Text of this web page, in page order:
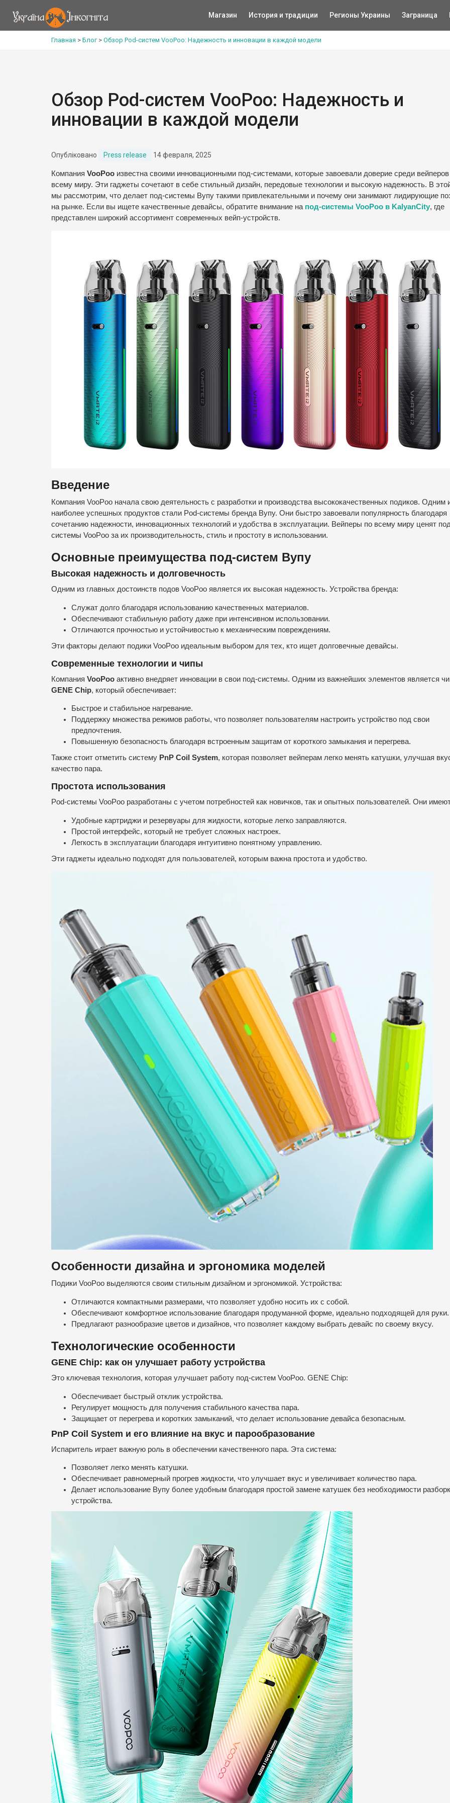
Магазин История и традиции Регионы Украины Заграница
Главная > Блог> Обзор Pod-систем VooPoo: Надежность и инновации в каждой модели
Обзор Pod-систем VooPoo: Надежность и
инновации в каждой модели
Опубліковано Press release 14 февраля, 2025
Компания VooPoo известна своими инновационными под-системами, которые завоевали доверие среди
всему миру. Эти гаджеты сочетают в себе стильный дизайн, передовые технологии и высокую надежность. В
мы рассмотрим, что делает под-системы Вупу такими привлекательными и почему они занимают лидирующие
на рынке. Если вы ищете качественные девайсы, обратите внимание на под-системы VooPoo в KalyanCity, где
представлен широкий ассортимент современных вейп-устройств.
Введение
Компания VooPoo начала свою деятельность с разработки и производства высококачественных подиков. Одним
наиболее успешных продуктов стали Pod-системы бренда Вупу. Они быстро завоевали популярность благодаря
сочетанию надежности, инновационных технологий и удобства в эксплуатации. Вейперы по всему миру ценят
системы VooPoo за их производительность, стиль и простоту в использовании.
Основные преимущества под-систем Вупу
Высокая надежность и долговечность
Одним из главных достоинств подов VooPoo является их высокая надежность. Устройства бренда:
Служат долго благодаря использованию качественных материалов.
Обеспечивают стабильную работу даже при интенсивном использовании.
Отличаются прочностью и устойчивостью к механическим повреждениям.
Эти факторы делают подики VooPoo идеальным выбором для тех, кто ищет долговечные девайсы.
Современные технологии и чипы
Компания VooPoo активно внедряет инновации в свои под-системы. Одним из важнейших элементов является
GENE Chip, который обеспечивает:
Быстрое и стабильное нагревание.
Поддержку множества режимов работы, что позволяет пользователям настроить устройство под свои
предпочтения.
Повышенную безопасность благодаря встроенным защитам от короткого замыкания и перегрева.
Также стоит отметить систему PnP Coil System, которая позволяет вейперам легко менять катушки, улучшая
качество пара.
Простота использования
Pod-системы VooPoo разработаны с учетом потребностей как новичков, так и опытных пользователей. Они
Удобные картриджи и резервуары для жидкости, которые легко заправляются.
Простой интерфейс, который не требует сложных настроек.
Легкость в эксплуатации благодаря интуитивно понятному управлению.
Эти гаджеты идеально подходят для пользователей, которым важна простота и удобство.
Особенности дизайна и эргономика моделей
Подики VooPoo выделяются своим стильным дизайном и эргономикой. Устройства:
Отличаются компактными размерами, что позволяет удобно носить их с собой.
Обеспечивают комфортное использование благодаря продуманной форме, идеально подходящей для руки.
Предлагают разнообразие цветов и дизайнов, что позволяет каждому выбрать девайс по своему вкусу.
Технологические особенности
GENE Chip: как он улучшает работу устройства
Это ключевая технология, которая улучшает работу под-систем VooPoo. GENE Chip:
Обеспечивает быстрый отклик устройства.
Регулирует мощность для получения стабильного качества пара.
Защищает от перегрева и коротких замыканий, что делает использование девайса безопасным.
PnP Coil System и его влияние на вкус и парообразование
Испаритель играет важную роль в обеспечении качественного пара. Эта система:
Позволяет легко менять катушки.
Обеспечивает равномерный прогрев жидкости, что улучшает вкус и увеличивает количество пара.
Делает использование Вупу более удобным благодаря простой замене катушек без необходимости
устройства.